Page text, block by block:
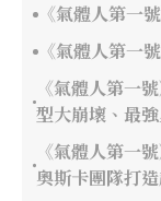
《氣體人第一
《氣體人第一
《氣體人第一
型大崩壞、最
《氣體人第一
奧斯卡團隊打